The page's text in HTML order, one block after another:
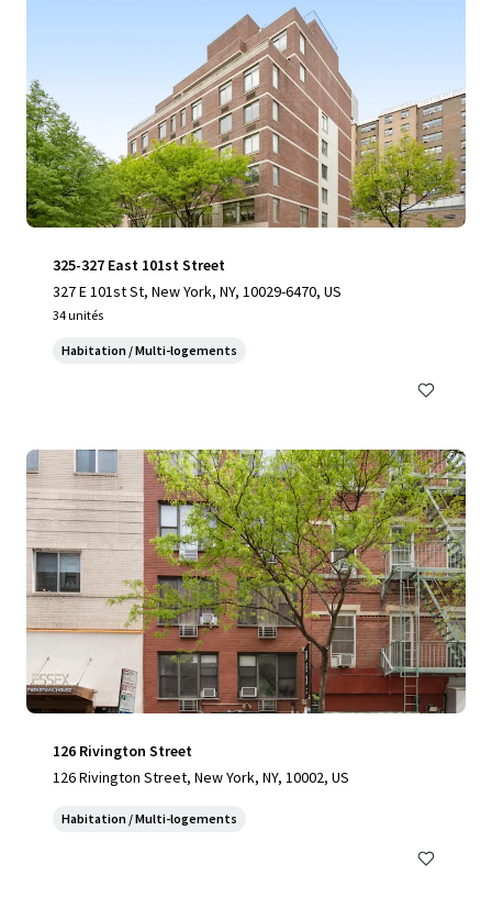
325-327 East 101st Street
327 E 101st St, New York, NY, 10029-6470, US
34 unités
Habitation / Multi-logements
126 Rivington Street
126 Rivington Street, New York, NY, 10002, US
Habitation / Multi-logements